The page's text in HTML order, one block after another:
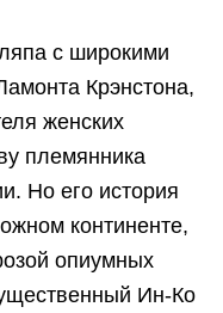
с широкими
Крэнстона,
женских
племянника
Но его история
континенте,
опиумных
Ин-Ко